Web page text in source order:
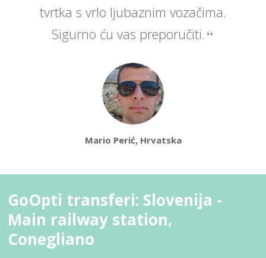
tvrtka s vrlo ljubaznim vozačima.
Sigurno ću vas preporučiti.
Mario Perić, Hrvatska
GoOpti transferi: Slovenija -
Main railway station,
Conegliano